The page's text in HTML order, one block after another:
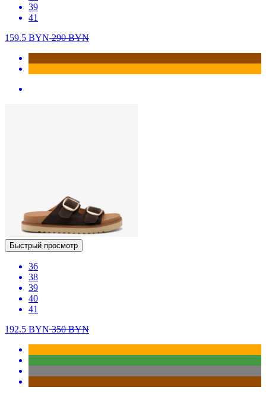
39
41
159.5 BYN290BYN
Быстрый просмотр
36
38
39
40
41
192.5 BYN350BYN